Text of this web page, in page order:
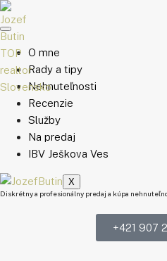
O mne
Rady a tipy
Nehnuteľnosti
Recenzie
Služby
Na predaj
IBV Ješkova Ves
X
Diskrétny a profesionálny predaj a kúpa
+421 907